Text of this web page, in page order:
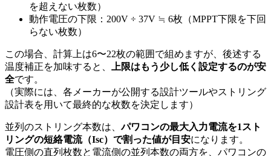
を超えない枚数）
動作電圧の下限：200V ÷ 37V ≒ 6枚（MPPT下限を下回
らない枚数）
この場合、計算上は6〜22枚の範囲で組めますが、後述する
温度補正を加味すると、
上限はもう少し低く設定するのが安
全です。
（実際には、各メーカーが公開する設計ツールやストリング
設計表を用いて最終的な枚数を決定します）
並列のストリング本数は、パワコンの最大入力電流を1スト
リングの短絡電流（Isc）で割った値が目安になります。
電圧側の直列枚数と電流側の並列本数の両方を、パワコンの